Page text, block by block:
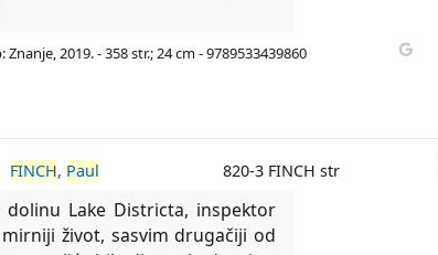
2019. - 358 str.; 24 cm - 9789533439860
FINCH, Paul 820-3 FINCH str
Lake Districta, inspektor
život, sasvim drugačiji od